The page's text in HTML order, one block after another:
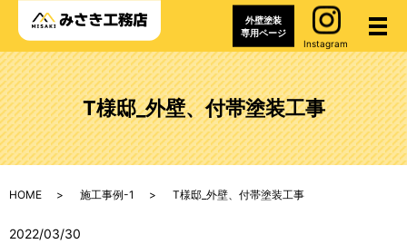
メ
外壁塗装
専用ページ
Instagram
T様邸_外壁、付帯塗装工事
HOME 施工事例-1 T様邸_外壁、付帯塗装工事
2022/03/30